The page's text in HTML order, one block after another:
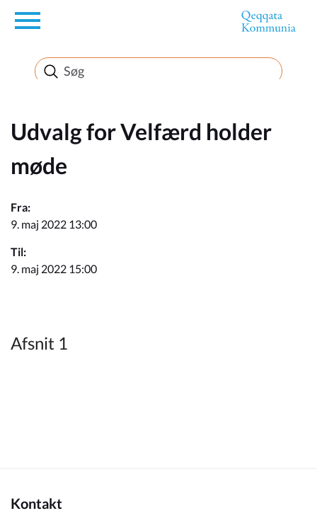
en
Borger
Erhverv
Politik
Turisme
Selvbetjening
Udvalg for Velfærd holder
møde
Fra:
9. maj 2022 13:00
Til:
9. maj 2022 15:00
Afsnit 1
Kontakt